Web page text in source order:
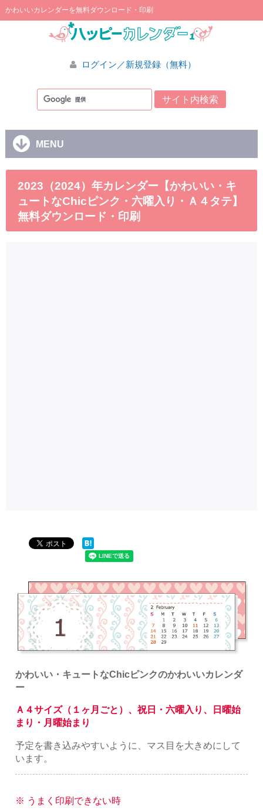
かわいいカレンダーを無料ダウンロード・印刷
ログイン／新規登録（無料）
MENU
2023（2024）年カレンダー【かわいい・キ
ュートなChicピンク・六曜入り・Ａ４タテ】
無料ダウンロード・印刷
かわいい・キュートなChicピンクのかわいいカレンダ
ー
Ａ４サイズ（１ヶ月ごと）、祝日・六曜入り、日曜始
まり・月曜始まり
予定を書き込みやすいように、マス目を大きめにして
います。
※ うまく印刷できない時